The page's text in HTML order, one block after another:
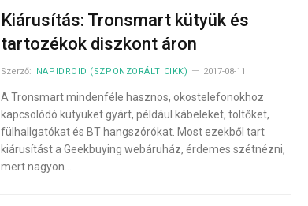
Kiárusítás: Tronsmart kütyük és
tartozékok diszkont áron
Szerző: NAPIDROID (SZPONZORÁLT CIKK) 2017-08-11
A Tronsmart mindenféle hasznos, okostelefonokhoz
kapcsolódó kütyüket gyárt, például kábeleket, töltőket,
fülhallgatókat és BT hangszórókat. Most ezekből tart
kiárusítást a Geekbuying webáruház, érdemes szétnézni,
mert nagyon…